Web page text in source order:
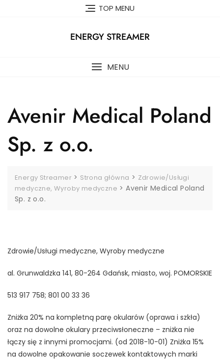
TOP MENU
ENERGY STREAMER
MENU
Avenir Medical Poland
Sp. z o.o.
Energy Streamer > Strona główna > Zdrowie/Usługi
medyczne, Wyroby medyczne >Avenir Medical Poland
Sp. z o.o.
Zdrowie/Usługi medyczne, Wyroby medyczne
al. Grunwaldzka 141, 80-264 Gdańsk, miasto, woj. POMORSKIE
513 917 758; 801 00 33 36
Zniżka 20% na kompletną parę okularów (oprawa i szkła)
oraz na dowolne okulary przeciwsłoneczne – zniżka nie
łączy się z innymi promocjami. (od 2018-10-01) Zniżka 15%
na dowolne opakowanie soczewek kontaktowych marki